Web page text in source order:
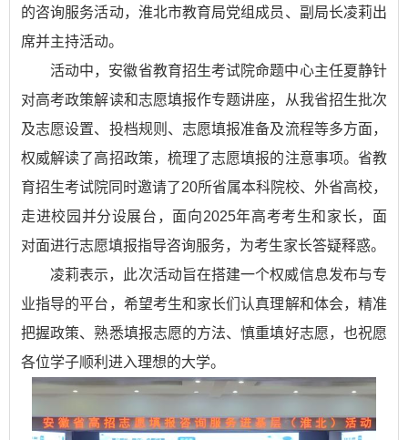
的咨询服务活动，淮北市教育局党组成员、副局长凌莉出
席并主持活动。
活动中，安徽省教育招生考试院命题中心主任夏静针
对高考政策解读和志愿填报作专题讲座，从我省招生批次
及志愿设置、投档规则、志愿填报准备及流程等多方面，
权威解读了高招政策，梳理了志愿填报的注意事项。省教
育招生考试院同时邀请了20所省属本科院校、外省高校，
走进校园并分设展台，面向2025年高考考生和家长，面
对面进行志愿填报指导咨询服务，为考生家长答疑释惑。
凌莉表示，此次活动旨在搭建一个权威信息发布与专
业指导的平台，希望考生和家长们认真理解和体会，精准
把握政策、熟悉填报志愿的方法、慎重填好志愿，也祝愿
各位学子顺利进入理想的大学。